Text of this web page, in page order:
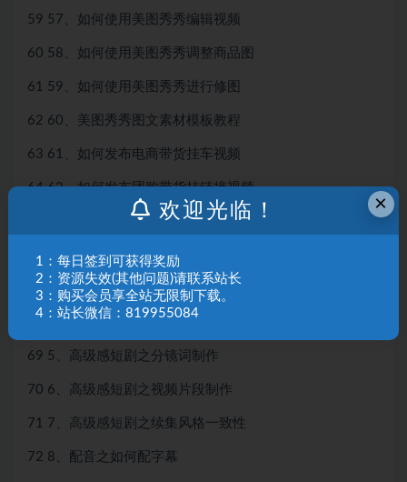
59 57、如何使用美图秀秀编辑视频
60 58、如何使用美图秀秀调整商品图
61 59、如何使用美图秀秀进行修图
62 60、美图秀秀图文素材模板教程
63 61、如何发布电商带货挂车视频
64 62、如何发布团购带货挂链接视频
65 1、如何正确的制片出片
66 2、任何做出属于你的原创剧本
67 3、如何一键制作短剧分镜稿
68 4、如何做到人物一致性之角色模型制作
69 5、高级感短剧之分镜词制作
70 6、高级感短剧之视频片段制作
71 7、高级感短剧之续集风格一致性
72 8、配音之如何配字幕
×
欢迎光临！
1：每日签到可获得奖励
2：资源失效(其他问题)请联系站长
3：购买会员享全站无限制下载。
4：站长微信：819955084